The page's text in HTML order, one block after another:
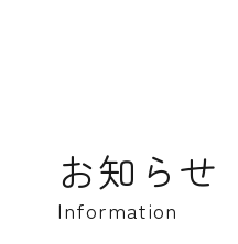
お知らせ
Information